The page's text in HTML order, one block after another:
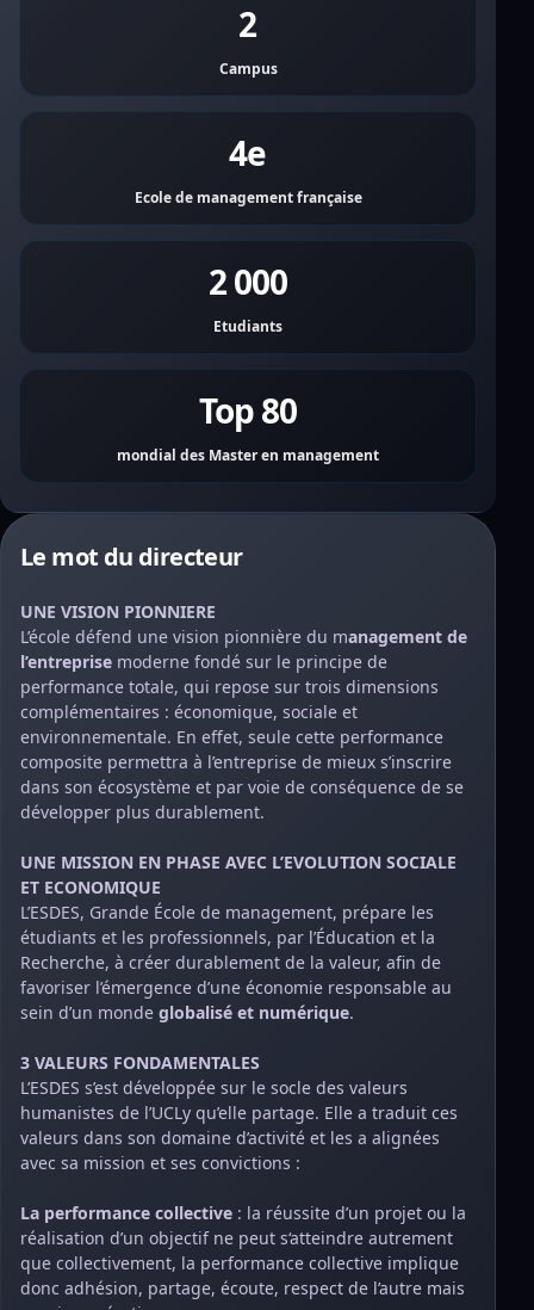
2
Campus
4e
Ecole de management française
2 000
Etudiants
Top 80
mondial des Master en management
Le mot du directeur
UNE VISION PIONNIERE
L’école défend une vision pionnière du management de
l’entreprise moderne fondé sur le principe de
performance totale, qui repose sur trois dimensions
complémentaires : économique, sociale et
environnementale. En effet, seule cette performance
composite permettra à l’entreprise de mieux s’inscrire
dans son écosystème et par voie de conséquence de se
développer plus durablement.
UNE MISSION EN PHASE AVEC L’EVOLUTION SOCIALE
ET ECONOMIQUE
L’ESDES, Grande École de management, prépare les
étudiants et les professionnels, par l’Éducation et la
Recherche, à créer durablement de la valeur, afin de
favoriser l’émergence d’une économie responsable au
sein d’un monde globalisé et numérique.
3 VALEURS FONDAMENTALES
L’ESDES s’est développée sur le socle des valeurs
humanistes de l’UCLy qu’elle partage. Elle a traduit ces
valeurs dans son domaine d’activité et les a alignées
avec sa mission et ses convictions :
La performance collective : la réussite d’un projet ou la
réalisation d’un objectif ne peut s‘atteindre autrement
que collectivement, la performance collective implique
donc adhésion, partage, écoute, respect de l’autre mais